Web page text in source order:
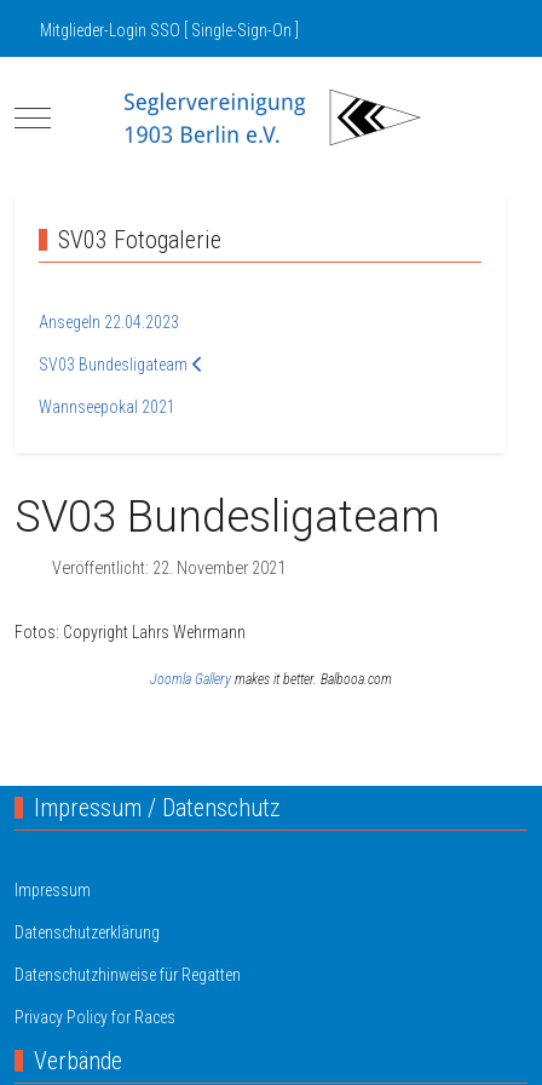
Mitglieder-Login SSO [ Single-Sign-On ]
Mobile Menu Toggle
SV03 Fotogalerie
Ansegeln 22.04.2023
SV03 Bundesligateam
Wannseepokal 2021
SV03 Bundesligateam
Veröffentlicht: 22. November 2021
Fotos: Copyright Lahrs Wehrmann
Joomla Gallery makes it better. Balbooa.com
Impressum / Datenschutz
Impressum
Datenschutzerklärung
Datenschutzhinweise für Regatten
Privacy Policy for Races
Verbände